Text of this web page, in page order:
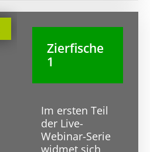
Zierfische
1
Im ersten Teil
der Live-
Webinar-Serie
widmet sich